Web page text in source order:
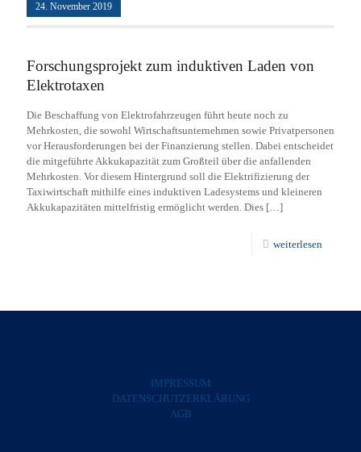
24. November 2019
Forschungsprojekt zum induktiven Laden von
Elektrotaxen
Die Beschaffung von Elektrofahrzeugen führt heute noch zu
Mehrkosten, die sowohl Wirtschaftsunternehmen sowie Privatpersonen
vor Herausforderungen bei der Finanzierung stellen. Dabei entscheidet
die mitgeführte Akkukapazität zum Großteil über die anfallenden
Mehrkosten. Vor diesem Hintergrund soll die Elektrifizierung der
Taxiwirtschaft mithilfe eines induktiven Ladesystems und kleineren
Akkukapazitäten mittelfristig ermöglicht werden. Dies […]
weiterlesen
IMPRESSUM
DATENSCHUTZERKLÄRUNG
AGB